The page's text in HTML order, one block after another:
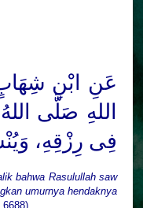
عَنِ ابْنِ
اللهِ صَلَّى
فِى رِزْقِهِ،
bahwa Rasulullah saw
umurnya hendaknya